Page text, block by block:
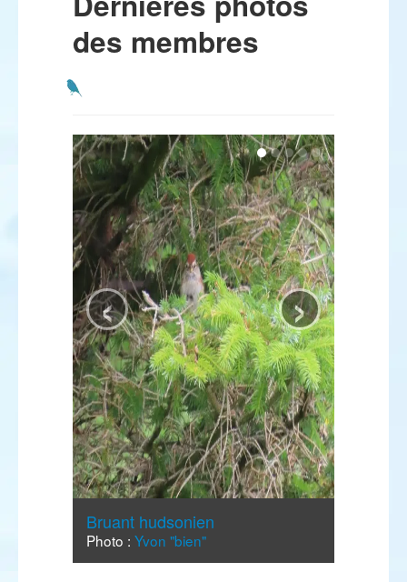
des membres
Bruant hudsonien
Photo : Yvon "bien"
‹ ›